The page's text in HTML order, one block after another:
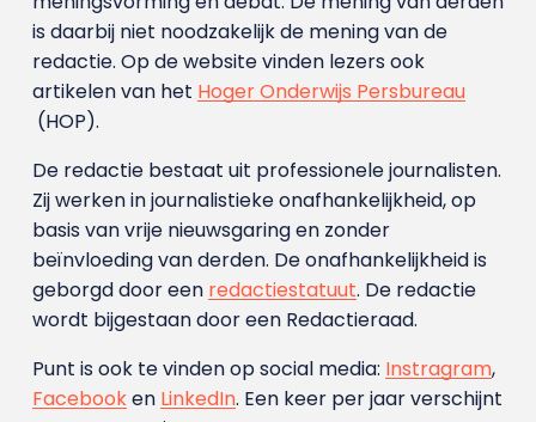
is daarbij niet noodzakelijk de mening van de
redactie. Op de website vinden lezers ook
artikelen van het Hoger Onderwijs Persbureau
(HOP).
De redactie bestaat uit professionele journalisten.
Zij werken in journalistieke onafhankelijkheid, op
basis van vrije nieuwsgaring en zonder
beïnvloeding van derden. De onafhankelijkheid is
geborgd door een redactiestatuut. De redactie
wordt bijgestaan door een Redactieraad.
Punt is ook te vinden op social media: Instragram,
Facebooken LinkedIn. Een keer per jaar verschijnt